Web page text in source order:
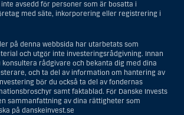
avsedd för personer som är bosatta i
med säte, inkorporering eller registrering i
på denna webbsida har utarbetats som
och utgör inte investeringsrådgivning. Innan
rådgivare och bekanta dig med dina
och ta del av information om hantering av
bör du också ta del av fondernas
samt faktablad. För Danske Invests
sammanfattning av dina rättigheter som
på danskeinvest.se